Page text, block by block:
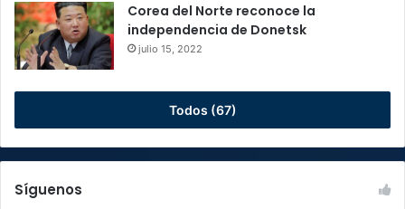
Corea del Norte reconoce la
independencia de Donetsk
julio 15, 2022
Todos (67)
Síguenos